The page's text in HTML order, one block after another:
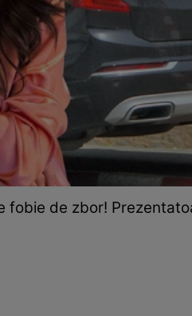
fobie de zbor!